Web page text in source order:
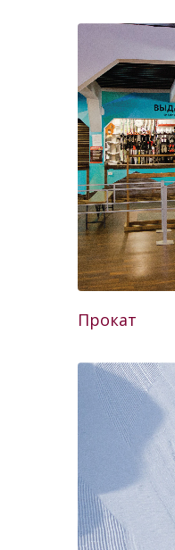
Прокат